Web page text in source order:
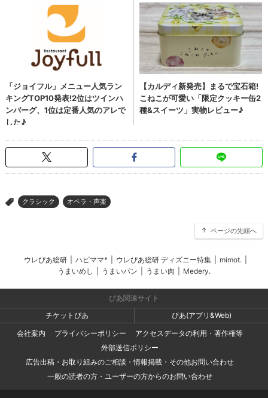
> クラシック オペラ・声楽
ページの先頭へ
ウレぴあ総研 ハピママ* ウレぴあ総研 ディズニー特集 mimot.
うまいめし
うまいパン うまい肉 Medery.
ぴあ関連サイト
チケットぴあ
ぴあ(アプリ&Web)
会社案内
プライバシーポリシー
アクセスデータの利用・著作権等
外部送信ポリシー
広告出稿・お取り組みのご相談・情報掲載・その他お問い合わせ
一般の読者の方・ユーザーの方からのお問い合わせ